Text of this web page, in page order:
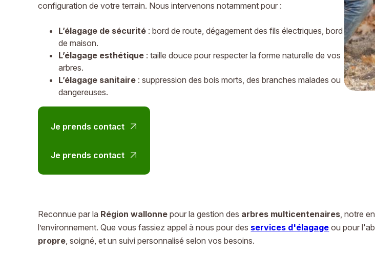
configuration de votre terrain. Nous intervenons notamment pour :
L’élagage de sécurité : bord de route, dégagement des fils électriques, bord
de maison.
L’élagage esthétique : taille douce pour respecter la forme naturelle de vos
arbres.
L’élagage sanitaire : suppression des bois morts, des branches malades ou
dangereuses.
Je prends contact
Je prends contact
Reconnue par la Région wallonne pour la gestion des arbres multicentenaires, notre
l’environnement. Que vous fassiez appel à nous pour des services d'élagage ou pour
propre, soigné, et un suivi personnalisé selon vos besoins.